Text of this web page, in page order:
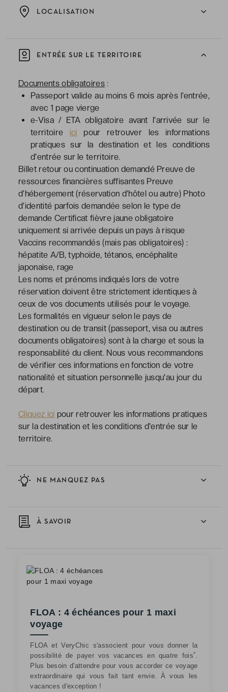
NE MANQUEZ PAS
LOCALISATION
À SAVOIR
FLOA : 4 échéances pour 1 maxi
voyage
FLOA et VeryChic s'associent pour vous donner la
possibilité de payer vos vacances en quatre fois*.
Plus besoin d'attendre pour vous accorder ce voyage
extraordinaire qui vous fait tant envie. À vous les
vacances d'exception !
ENTRÉE SUR LE TERRITOIRE
Documents obligatoires :
Passeport valide au moins 6 mois après l’entrée,
avec 1 page vierge
e-Visa / ETA obligatoire avant l'arrivée sur le
territoire ici pour retrouver les informations
pratiques sur la destination et les conditions
d'entrée sur le territoire.
Billet retour ou continuation demandé Preuve de
ressources financières suffisantes Preuve
d’hébergement (réservation d’hôtel ou autre) Photo
d’identité parfois demandée selon le type de
demande Certificat fièvre jaune obligatoire
uniquement si arrivée depuis un pays à risque
Vaccins recommandés (mais pas obligatoires) :
hépatite A/B, typhoïde, tétanos, encéphalite
japonaise, rage
Les noms et prénoms indiqués lors de votre
réservation doivent être strictement identiques à
ceux de vos documents utilisés pour le voyage.
Les formalités en vigueur selon le pays de
destination ou de transit (passeport, visa ou autres
documents obligatoires) sont à la charge et sous la
responsabilité du client. Nous vous recommandons
de vérifier ces informations en fonction de votre
nationalité et situation personnelle jusqu'au jour du
départ.
Cliquez ici pour retrouver les informations pratiques
sur la destination et les conditions d'entrée sur le
territoire.